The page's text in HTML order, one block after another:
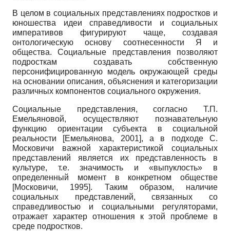
В целом в социальных представлениях подростков и
юношества идеи справедливости и социальных
императивов фигурируют чаще, создавая
онтологическую основу соотнесенности Я и
общества. Социальные представления позволяют
подросткам создавать собственную
персонифицированную модель окружающей среды
на основании описания, объяснения и категоризации
различных компонентов социального окружения.
Социальные представления, согласно Т.П.
Емельяновой, осуществляют познавательную
функцию ориентации субъекта в социальной
реальности [Емельянова, 2001], а в подходе С.
Московичи важной характеристикой социальных
представлений является их представленность в
культуре, т.е. значимость и «выпуклость» в
определенный момент в конкретном обществе
[Московичи, 1995]. Таким образом, наличие
социальных представлений, связанных со
справедливостью и социальными регуляторами,
отражает характер отношения к этой проблеме в
среде подростков.